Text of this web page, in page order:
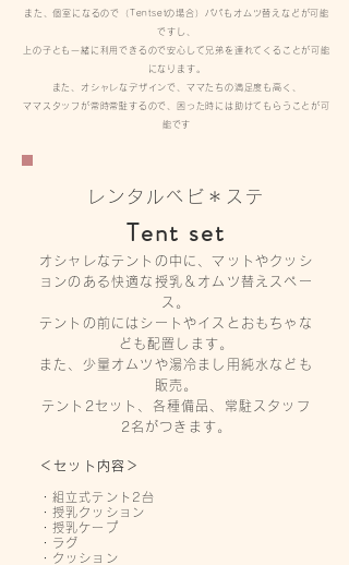
また、個室になるので（Tentsetの場合）パパもオムツ替えなどが可能
ですし、
上の子とも一緒に利用できるので安心して兄弟を連れてくることが可能
になります。
また、オシャレなデザインで、ママたちの満足度も高く、
ママスタッフが常時常駐するので、困った時には助けてもらうことが可
能です
レンタルベビ＊ステ
Tent set
オシャレなテントの中に、マットやクッシ
ョンのある快適な授乳＆オムツ替えスペー
ス。
テントの前にはシートやイスとおもちゃな
ども配置します。
また、少量オムツや湯冷まし用純水なども
販売。
テント2セット、各種備品、常駐スタッフ
2名がつきます。
＜セット内容＞
・組立式テント2台
・授乳クッション
・授乳ケープ
・ラグ
・クッション